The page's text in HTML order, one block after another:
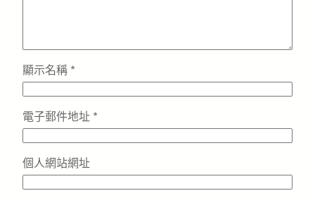
顯示名稱 *
電子郵件地址 *
個人網站網址